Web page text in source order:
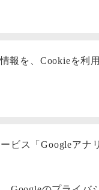
報を、Cookieを
ビス「Googleア